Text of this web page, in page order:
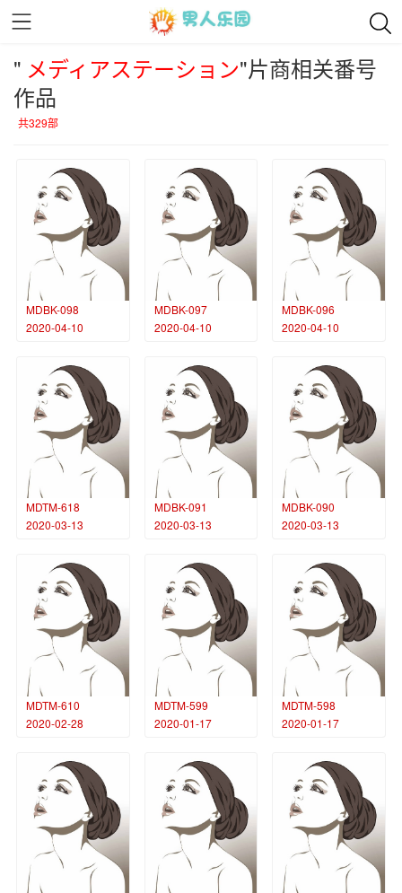
" メディアステーション"片商相关番号
作品
共329部
MDBK-098
2020-04-10
MDBK-097
2020-04-10
MDBK-096
2020-04-10
MDTM-618
2020-03-13
MDBK-091
2020-03-13
MDBK-090
2020-03-13
MDTM-610
2020-02-28
MDTM-599
2020-01-17
MDTM-598
2020-01-17